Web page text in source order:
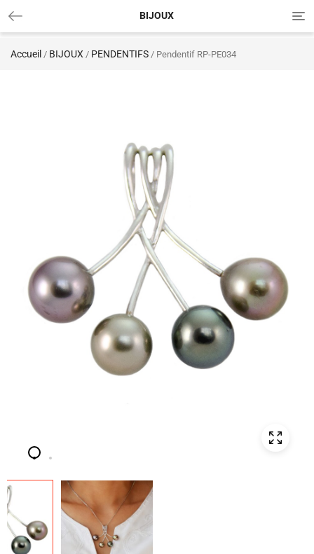
BIJOUX
Accueil / BIJOUX / PENDENTIFS / Pendentif RP-PE034